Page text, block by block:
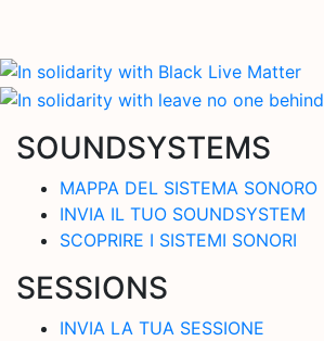
SOUNDSYSTEMS
MAPPA DEL SISTEMA SONORO
INVIA IL TUO SOUNDSYSTEM
SCOPRIRE I SISTEMI SONORI
SESSIONS
INVIA LA TUA SESSIONE